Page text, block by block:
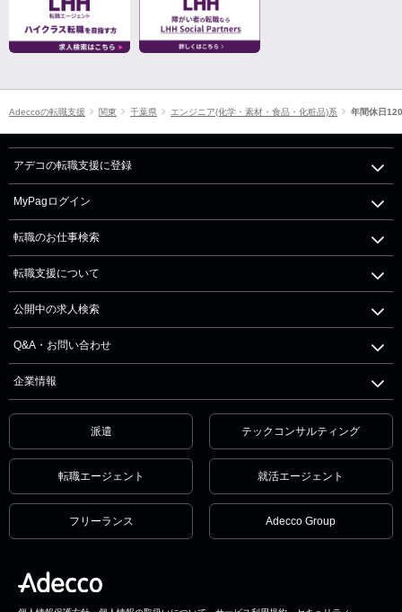
Adeccoの転職支援 関東 千葉県 エンジニア(化学・素材・食品・化粧品)系 年間休日
アデコの転職支援に登録
MyPagログイン
転職のお仕事検索
転職支援について
公開中の求人検索
Q&A・お問い合わせ
企業情報
派遣 テックコンサルティング
転職エージェント 就活エージェント
フリーランス Adecco Group